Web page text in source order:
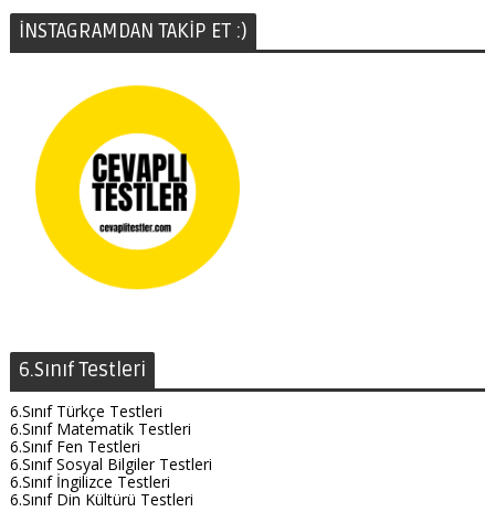
İNSTAGRAMDAN TAKİP ET :)
6.Sınıf Testleri
6.Sınıf Türkçe Testleri
6.Sınıf Matematik Testleri
6.Sınıf Fen Testleri
6.Sınıf Sosyal Bilgiler Testleri
6.Sınıf İngilizce Testleri
6.Sınıf Din Kültürü Testleri